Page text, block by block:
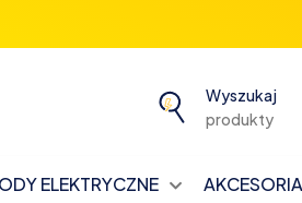
Wyszukaj
produkty
ELEKTRYCZNE